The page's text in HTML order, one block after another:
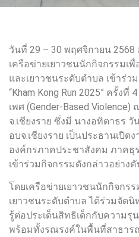
วันที่ 29 – 30 พฤศจิกายน
เครือข่ายเยาวชนนักกิจกรรมเพื่
และเยาวชนระดับตำบล เข้าร่ว
“Kham Kong Run 2025” ครั้ง
เพศ (Gender-Based Violence)
จ.เชียงราย ซึ่งมี นางอทิตาธร
อบจ.เชียงราย เป็นประธานเปิ
องค์กรภาคประชาสังคม ภาค
เข้าร่วมกิจกรรมดังกล่าวอย่างคั
โดยเครือข่ายเยาวชนนักกิจกร
เยาวชนระดับตำบล ได้ร่วมจัด
รู้ต่อประเด็นสิทธิเด็กกับความรุ
พร้อมทั้งรณรงค์ในพื้นที่สาธาร